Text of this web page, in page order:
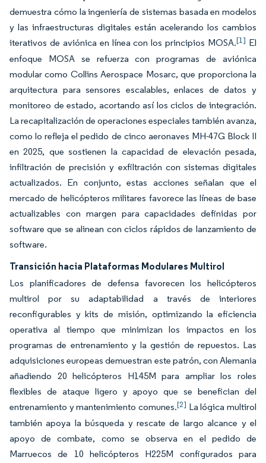
demuestra cómo la ingeniería de sistemas basada en modelos
y las infraestructuras digitales están acelerando los cambios
iterativos de aviónica en línea con los principios MOSA.[1] El
enfoque MOSA se refuerza con programas de aviónica
modular como Collins Aerospace Mosarc, que proporciona la
arquitectura para sensores escalables, enlaces de datos y
monitoreo de estado, acortando así los ciclos de integración.
La recapitalización de operaciones especiales también avanza,
como lo refleja el pedido de cinco aeronaves MH-47G Block II
en 2025, que sostienen la capacidad de elevación pesada,
infiltración de precisión y exfiltración con sistemas digitales
actualizados. En conjunto, estas acciones señalan que el
mercado de helicópteros militares favorece las líneas de base
actualizables con margen para capacidades definidas por
software que se alinean con ciclos rápidos de lanzamiento de
software.
Transición hacia Plataformas Modulares Multirol
Los planificadores de defensa favorecen los helicópteros
multirol por su adaptabilidad a través de interiores
reconfigurables y kits de misión, optimizando la eficiencia
operativa al tiempo que minimizan los impactos en los
programas de entrenamiento y la gestión de repuestos. Las
adquisiciones europeas demuestran este patrón, con Alemania
añadiendo 20 helicópteros H145M para ampliar los roles
flexibles de ataque ligero y apoyo que se benefician del
entrenamiento y mantenimiento comunes.[2] La lógica multirol
también apoya la búsqueda y rescate de largo alcance y el
apoyo de combate, como se observa en el pedido de
Marruecos de 10 helicópteros H225M configurados para